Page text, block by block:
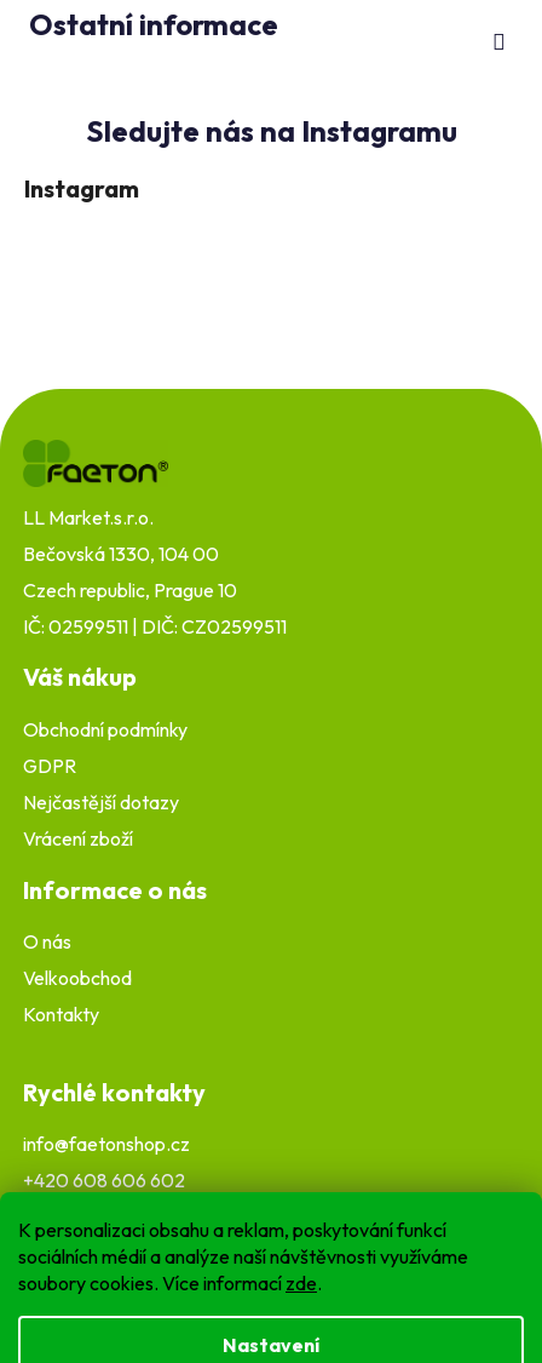
K personalizaci obsahu a reklam, poskytování funkcí
sociálních médií a analýze naší návštěvnosti využíváme
soubory cookies. Více informací zde.
Nastavení
Ostatní informace
Instagram
á
p
LL Market.s.r.o.
Bečovská 1330, 104 00
Czech republic, Prague 10
IČ: 02599511 | DIČ: CZ02599511
Váš nákup
Obchodní podmínky
GDPR
Nejčastější dotazy
Vrácení zboží
Informace o nás
O nás
Velkoobchod
Kontakty
Rychlé kontakty
info@faetonshop.cz
+420 608 606 602